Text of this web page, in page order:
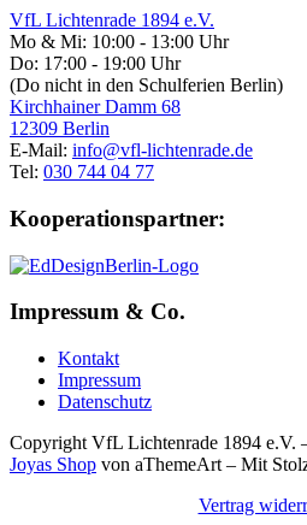
VfL Lichtenrade 1894 e.V.
Mo & Mi: 10:00 - 13:00 Uhr
Do: 17:00 - 19:00 Uhr
(Do nicht in den Schulferien Berlin)
Kirchhainer Damm 68
12309 Berlin
E-Mail: info@vfl-lichtenrade.de
Tel: 030 744 04 77
Kooperationspartner:
Impressum & Co.
Kontakt
Impressum
Datenschutz
Copyright VfL Lichtenrade 1894 e.V.
Joyas Shop von aThemeArt – Mit
Vertrag